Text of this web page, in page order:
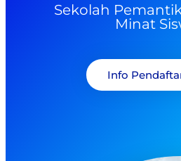
Sekolah
Minat
Info